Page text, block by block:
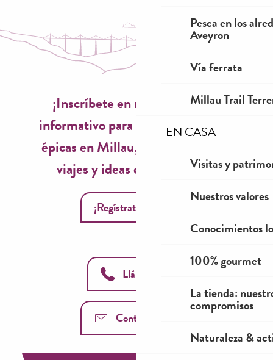
Pesca en los
Aveyron
Vía ferrata
Millau Trail
EN CASA
Visitas y
Nuestros valores
Conocimientos
100% gourmet
La tienda:
compromisos
Naturaleza &
¡Inscríbete en nuestro boletín
informativo para vivir experiencias
épicas en Millau, inspiraciones de
viajes y ideas de temporada!
¡Regístrate ahora!
Llámanos
Contáctenos